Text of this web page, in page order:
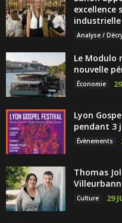
excellence
industrielle
Analyse /
Le Modulo
nouvelle
Économie
Lyon
pendant 3
Évènements
Thomas
Culture 29